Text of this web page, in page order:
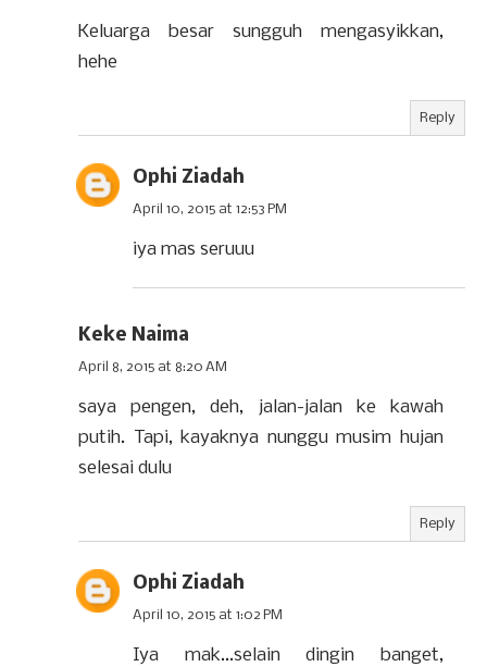
Keluarga besar sungguh mengasyikkan,
hehe
Reply
Ophi Ziadah
April 10, 2015 at 12:53 PM
iya mas seruuu
Keke Naima
April 8, 2015 at 8:20 AM
saya pengen, deh, jalan-jalan ke kawah
putih. Tapi, kayaknya nunggu musim hujan
selesai dulu
Reply
Ophi Ziadah
April 10, 2015 at 1:02 PM
Iya mak...selain dingin banget,